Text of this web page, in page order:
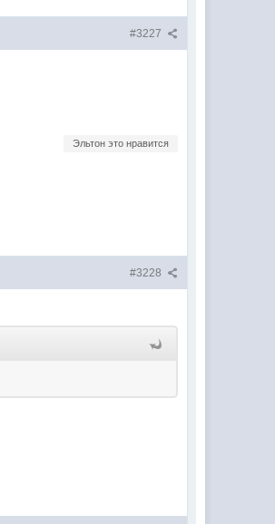
#3227
Эльтон это нравится
#3228